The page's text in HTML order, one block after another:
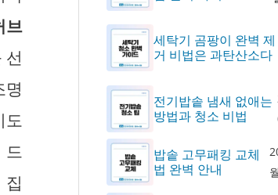
브
선
명
도
드
집
세탁기 곰팡이 완벽 제
거 비법은 과탄산소다
전기밥솥 냄새 없애는
방법과 청소 비법
밥솥 고무패킹 교체
법 완벽 안내